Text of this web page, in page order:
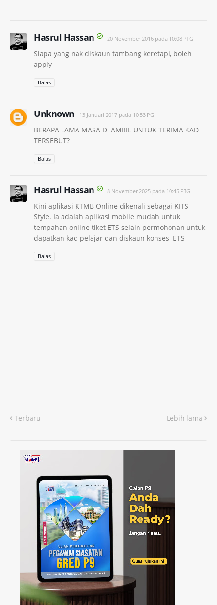
Hasrul Hassan 20 November 2016 pada 10:08 PTG
Siapa yang nak diskaun tambang keretapi, boleh
apply
Balas
Unknown 13 Januari 2017 pada 10:53 PG
BERAPA LAMA MASA DI AMBIL UNTUK TERIMA KAD
TERSEBUT?
Balas
Hasrul Hassan 8 November 2025 pada 10:45 PTG
Kini aplikasi KTMB Online dikenali sebagai KITS
Style. Ia adalah aplikasi mobile mudah untuk
tempahan online tiket ETS selain permohonan untuk
dapatkan kad pelajar dan diskaun konsesi ETS
Balas
Terbaru Lebih lama